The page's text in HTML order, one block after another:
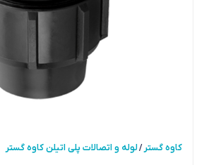
کاوه گستر /لوله و اتصالات پلی اتیلن کاوه گستر